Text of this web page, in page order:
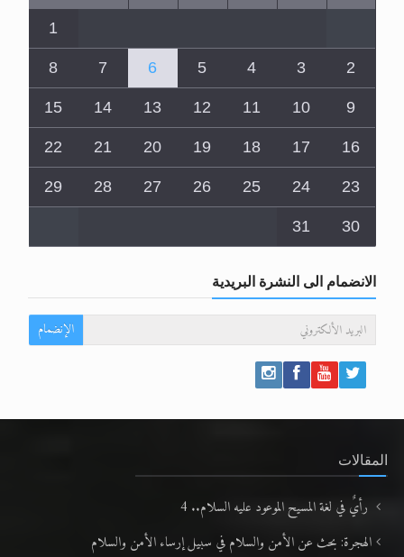
1
2
3
4
5
6
7
8
9
10
11
12
13
14
15
16
17
18
19
20
21
22
23
24
25
26
27
28
29
30
31
الانضمام الى النشرة البريدية
الإنضمام
المقالات
رأيٌ في لغة المسيح الموعود عليه السلام.. 4
الهجرة: بحث عن الأمن والسلام في سبيل إرساء الأمن والسلام